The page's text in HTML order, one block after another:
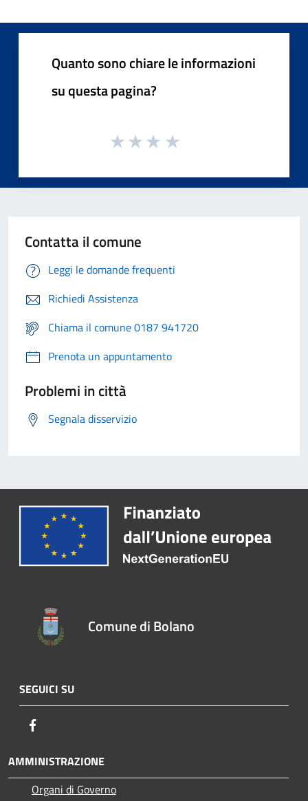
Quanto sono chiare le informazioni
su questa pagina?
Contatta il comune
Leggi le domande frequenti
Richiedi Assistenza
Chiama il comune 0187 941720
Prenota un appuntamento
Problemi in città
Segnala disservizio
Comune di Bolano
SEGUICI SU
AMMINISTRAZIONE
Organi di Governo